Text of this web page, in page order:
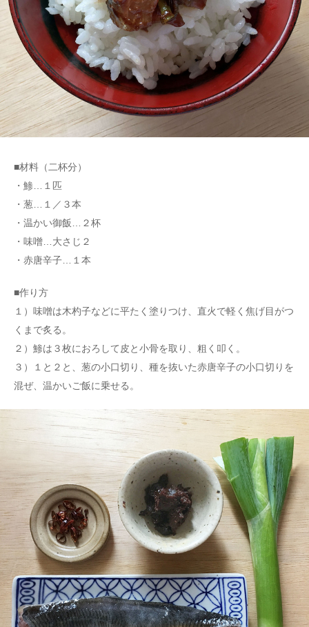
■材料（二杯分）
・鯵…１匹
・葱…１／３本
・温かい御飯…２杯
・味噌…大さじ２
・赤唐辛子…１本
■作り方
１）味噌は木杓子などに平たく塗りつけ、直火で軽く焦げ目がつ
くまで炙る。
２）鯵は３枚におろして皮と小骨を取り、粗く叩く。
３）１と２と、葱の小口切り、種を抜いた赤唐辛子の小口切りを
混ぜ、温かいご飯に乗せる。